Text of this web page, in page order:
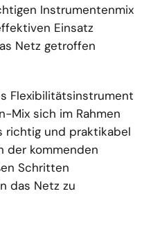
Instrumentenmix
Einsatz
Netz getroffen
Flexibilitätsinstrument
Mix sich im Rahmen
richtig und praktikabel
der kommenden
Schritten
das Netz zu